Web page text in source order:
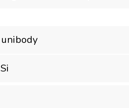
unibody
Si